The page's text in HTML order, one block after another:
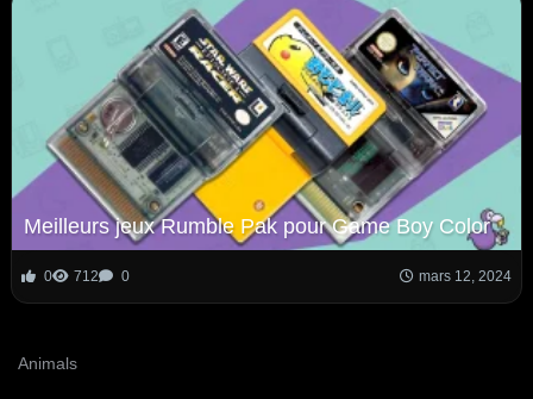
Meilleurs jeux Rumble Pak pour Game Boy Color
0 712 0 mars 12, 2024
Animals